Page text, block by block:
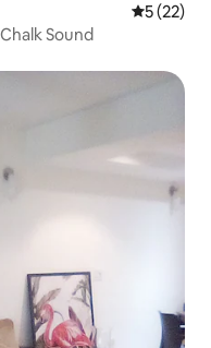
5 (22)
Chalk Sound